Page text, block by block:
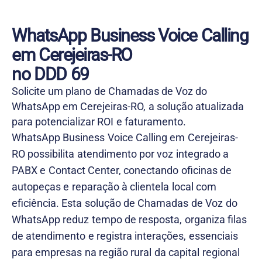
WhatsApp Business Voice Calling
em Cerejeiras-RO
no DDD 69
Solicite um plano de Chamadas de Voz do
WhatsApp em Cerejeiras-RO, a solução atualizada
para potencializar ROI e faturamento.
WhatsApp Business Voice Calling em Cerejeiras-
RO possibilita atendimento por voz integrado a
PABX e Contact Center, conectando oficinas de
autopeças e reparação à clientela local com
eficiência. Esta solução de Chamadas de Voz do
WhatsApp reduz tempo de resposta, organiza filas
de atendimento e registra interações, essenciais
para empresas na região rural da capital regional